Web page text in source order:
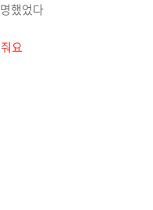
했었다
요